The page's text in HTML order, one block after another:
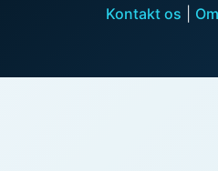
Kontakt os